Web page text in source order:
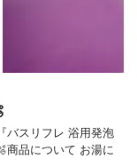
バスリフレ 浴用発泡
商品について お湯に